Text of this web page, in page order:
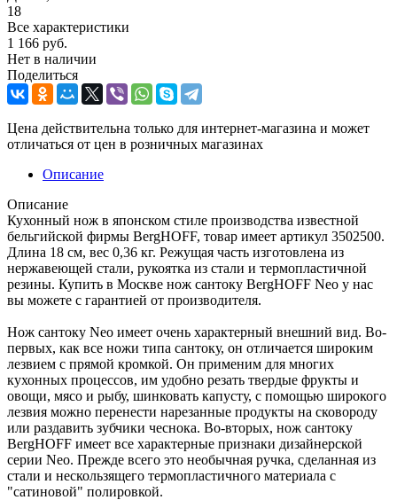
18
Все характеристики
1 166 руб.
Нет в наличии
Поделиться
Цена действительна только для интернет-магазина и может
отличаться от цен в розничных магазинах
Описание
Описание
Кухонный нож в японском стиле производства известной
бельгийской фирмы BergHOFF, товар имеет артикул 3502500.
Длина 18 см, вес 0,36 кг. Режущая часть изготовлена из
нержавеющей стали, рукоятка из стали и термопластичной
резины. Купить в Москве нож сантоку BergHOFF Neo у нас
вы можете с гарантией от производителя.
Нож сантоку Neo имеет очень характерный внешний вид. Во-
первых, как все ножи типа сантоку, он отличается широким
лезвием с прямой кромкой. Он применим для многих
кухонных процессов, им удобно резать твердые фрукты и
овощи, мясо и рыбу, шинковать капусту, с помощью широкого
лезвия можно перенести нарезанные продукты на сковороду
или раздавить зубчики чеснока. Во-вторых, нож сантоку
BergHOFF имеет все характерные признаки дизайнерской
серии Neo. Прежде всего это необычная ручка, сделанная из
стали и нескользящего термопластичного материала с
"сатиновой" полировкой.